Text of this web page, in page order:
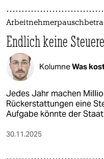
Endlich keine
KolumneWas
Jedes Jahr machen
Rückerstattungen eine
Aufgabe könnte der
30.11.2025